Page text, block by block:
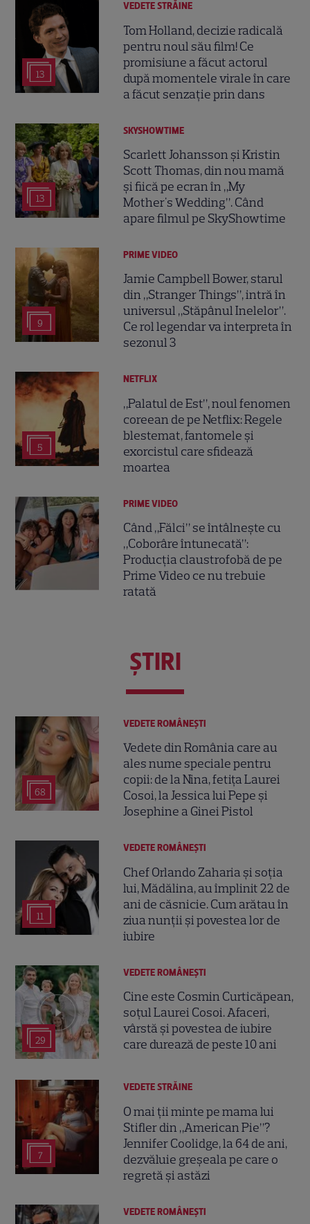
13
VEDETE STRĂINE
Tom Holland, decizie radicală
pentru noul său film! Ce
promisiune a făcut actorul
după momentele virale în care
a făcut senzație prin dans
13
SKYSHOWTIME
Scarlett Johansson și Kristin
Scott Thomas, din nou mamă
și fiică pe ecran în „My
Mother's Wedding”. Când
apare filmul pe SkyShowtime
9
PRIME VIDEO
Jamie Campbell Bower, starul
din „Stranger Things”, intră în
universul „Stăpânul Inelelor”.
Ce rol legendar va interpreta în
sezonul 3
5
NETFLIX
„Palatul de Est”, noul fenomen
coreean de pe Netflix: Regele
blestemat, fantomele și
exorcistul care sfidează
moartea
PRIME VIDEO
Când „Fălci” se întâlnește cu
„Coborâre întunecată”:
Producția claustrofobă de pe
Prime Video ce nu trebuie
ratată
ŞTIRI
68
VEDETE ROMÂNEŞTI
Vedete din România care au
ales nume speciale pentru
copii: de la Nina, fetița Laurei
Cosoi, la Jessica lui Pepe și
Josephine a Ginei Pistol
11
VEDETE ROMÂNEŞTI
Chef Orlando Zaharia și soția
lui, Mădălina, au împlinit 22 de
ani de căsnicie. Cum arătau în
ziua nunții și povestea lor de
iubire
29
VEDETE ROMÂNEŞTI
Cine este Cosmin Curticăpean,
soțul Laurei Cosoi. Afaceri,
vârstă și povestea de iubire
care durează de peste 10 ani
7
VEDETE STRĂINE
O mai ții minte pe mama lui
Stifler din „American Pie”?
Jennifer Coolidge, la 64 de ani,
dezvăluie greșeala pe care o
regretă și astăzi
VEDETE ROMÂNEŞTI